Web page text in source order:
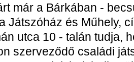
már a Bárkában -
Játszóház és Műhely,
utca 10 - talán tudja,
szerveződő családi